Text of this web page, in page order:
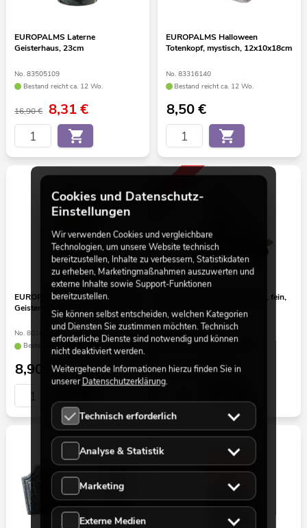
EUROPALMS Laterne
Geisterhaus, 23cm
No. 83505109
Bestand reicht ca. 12 Wo.
16,90 € 8,31€
EUROPALMS Halloween
Totenkopf, mystisch, 12x10x18cm
No. 83316140
Bestand reicht ca. 12 Wo.
8,50€
EUROPALMS Halloween Banner,
Geisterwald, 2er-Set, 30x180cm
No. 80164207
Bestand reicht ca. 12 Wo.
8,90 €
EUROPALMS Dekogewebe, fein,
weiß, 165x400cm
No. 83312016
Bestand reicht ca. 12 Wo.
9,90 € 4,95€
Cookies und Datenschutz-
Einstellungen
Wir verwenden Cookies und vergleichbare
Technologien, um unsere Website technisch
bereitzustellen, Inhalte zu verbessern, Statistikdaten
zu erheben, Marketingmaßnahmen auszuwerten und
externe Inhalte sowie Support-Funktionen
bereitzustellen.
Sie können selbst entscheiden, welchen Kategorien
und Diensten Sie zustimmen möchten. Technisch
erforderliche Dienste sind notwendig und können
nicht deaktiviert werden.
Weitergehende Informationen hierzu finden Sie in
unsererDatenschutzerklärung.
Technisch erforderlich
Analyse & Statistik
Marketing
Externe Medien